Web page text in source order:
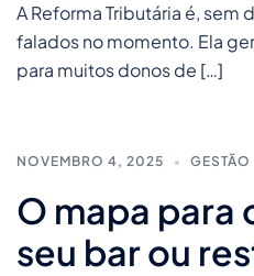
A Reforma Tributária é, sem
falados no momento. Ela
para muitos donos de […]
NOVEMBRO 4, 2025 GESTÃO
O mapa para
seu bar ou